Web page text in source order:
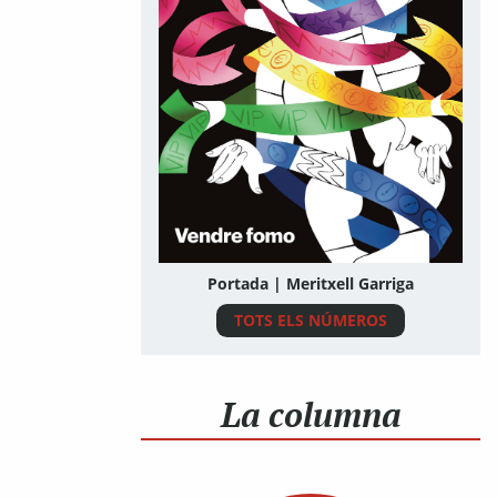
Portada | Meritxell Garriga
TOTS ELS NÚMEROS
La columna